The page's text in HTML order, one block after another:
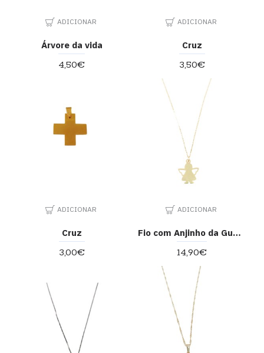
Árvore da vida
4,50€
ADICIONAR
Cruz
3,50€
ADICIONAR
Cruz
3,00€
ADICIONAR
Fio com Anjinho da Guarda
14,90€
ADICIONAR